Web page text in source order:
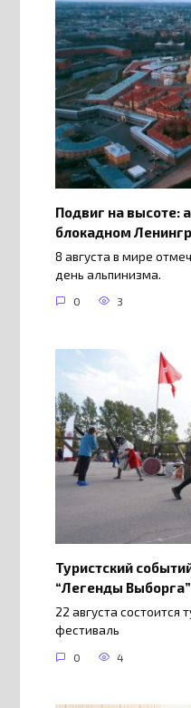
Подвиг на высоте:
блокадном
8 августа в мире
день альпинизма.
0 3
Туристский
“Легенды Выборга”
22 августа состоится
фестиваль
0 4